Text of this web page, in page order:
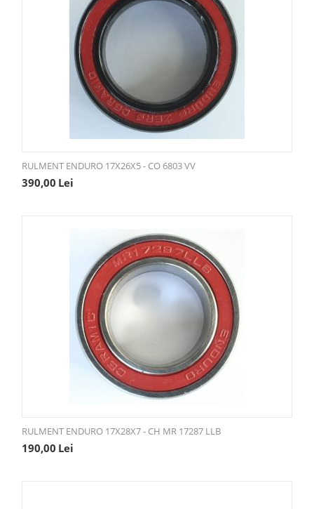
RULMENT ENDURO 17X26X5 - CO 6803 VV
390,00 Lei
RULMENT ENDURO 17X28X7 - CH MR 17287 LLB
190,00 Lei